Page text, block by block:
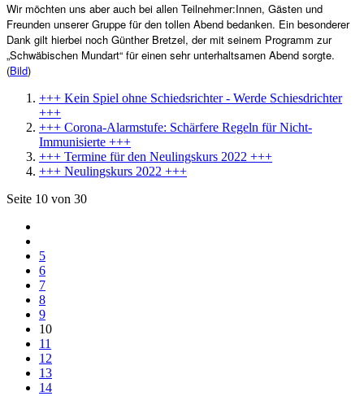
Wir möchten uns aber auch bei allen Teilnehmer:Innen, Gästen und
Freunden unserer Gruppe für den tollen Abend bedanken. Ein besonderer
Dank gilt hierbei noch Günther Bretzel, der mit seinem Programm zur
„Schwäbischen Mundart“ für einen sehr unterhaltsamen Abend sorgte.
(Bild)
+++ Kein Spiel ohne Schiedsrichter - Werde Schiesdrichter
+++
+++ Corona-Alarmstufe: Schärfere Regeln für Nicht-
Immunisierte +++
+++ Termine für den Neulingskurs 2022 +++
+++ Neulingskurs 2022 +++
Seite 10 von 30
5
6
7
8
9
10
11
12
13
14